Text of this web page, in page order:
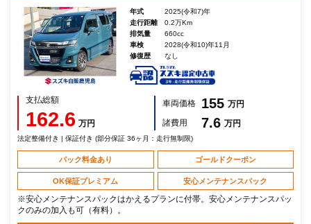
年式
2025(令和7)年
走行距離
0.2万Km
排気量
660cc
車検
2028(令和10)年11月
修復歴
なし
支払総額
162.6 万円
車両価格 155 万円
諸費用
7.6 万円
法定整備付き | 保証付き (部分保証 36ヶ月：走行無制限)
パック料金あり ゴールドクーポン
OK保証プレミアム 安心メンテナンスパック
※安心メンテナンスパックはかえるプランに付帯。安心メンテナンスパッ
クのみの加入も可（有料）。